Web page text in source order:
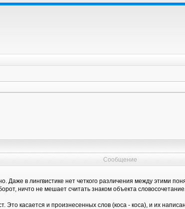
Сообщение
Даже в лингвистике нет четкого различения между этими
ничто не мешает считать знаком объекта
Это касается и произнесенных слов (коса - коса), и их